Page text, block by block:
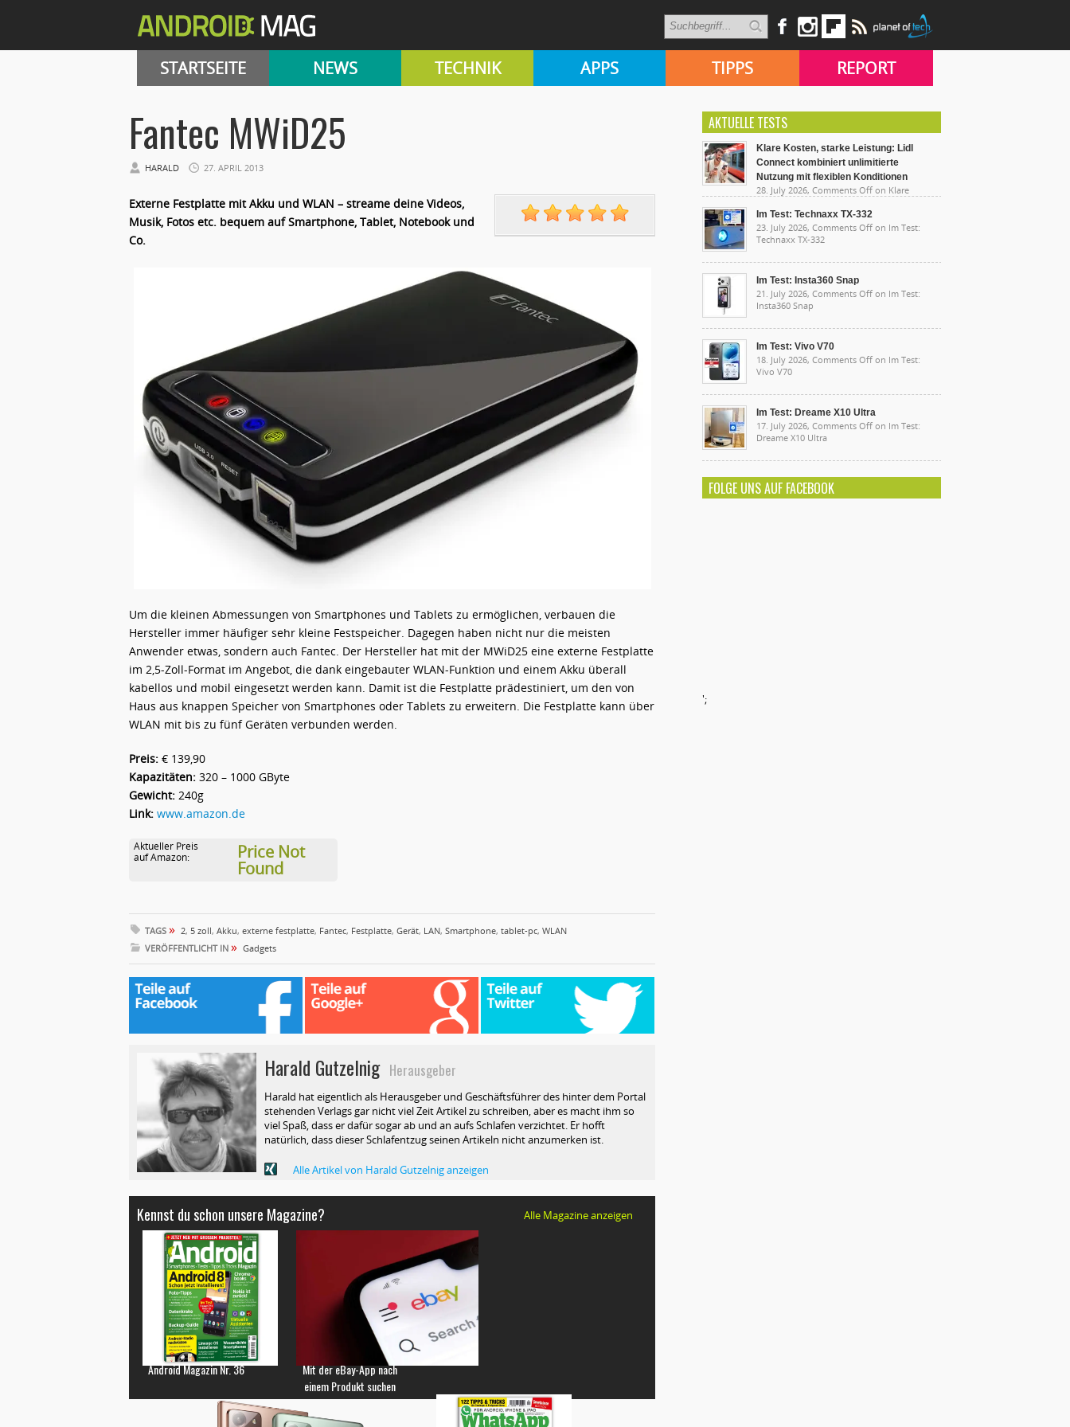
STARTSEITE NEWS TECHNIK APPS TIPPS REPORT
Fantec MWiD25
HARALD 27. APRIL 2013
Externe Festplatte mit Akku und WLAN – streame deine Videos,
Musik, Fotos etc. bequem auf Smartphone, Tablet, Notebook und
Co.
Um die kleinen Abmessungen von Smartphones und Tablets zu ermöglichen, verbauen die
Hersteller immer häufiger sehr kleine Festspeicher. Dagegen haben nicht nur die meisten
Anwender etwas, sondern auch Fantec. Der Hersteller hat mit der MWiD25 eine externe Festplatte
im 2,5-Zoll-Format im Angebot, die dank eingebauter WLAN-Funktion und einem Akku überall
kabellos und mobil eingesetzt werden kann. Damit ist die Festplatte prädestiniert, um den von
Haus aus knappen Speicher von Smartphones oder Tablets zu erweitern. Die Festplatte kann über
WLAN mit bis zu fünf Geräten verbunden werden.
Preis: € 139,90
Kapazitäten: 320 – 1000 GByte
Gewicht: 240g
Link: www.amazon.de
Aktueller Preis
auf Amazon:
Price Not
Found
TAGS » 2, 5 zoll, Akku, externe festplatte, Fantec, Festplatte, Gerät, LAN, Smartphone, tablet-pc, WLAN
VERÖFFENTLICHT IN » Gadgets
Harald GutzelnigHerausgeber
Harald hat eigentlich als Herausgeber und Geschäftsführer des hinter dem Portal
stehenden Verlags gar nicht viel Zeit Artikel zu schreiben, aber es macht ihm so
viel Spaß, dass er dafür sogar ab und an aufs Schlafen verzichtet. Er hofft
natürlich, dass dieser Schlafentzug seinen Artikeln nicht anzumerken ist.
Alle Artikel von Harald Gutzelnig anzeigen
Kennst du schon unsere Magazine? Alle Magazine anzeigen
Android Magazin Nr. 36
Mit der eBay-App nach
einem Produkt suchen
AKTUELLE TESTS
Klare Kosten, starke Leistung: Lidl
Connect kombiniert unlimitierte
Nutzung mit flexiblen Konditionen
28. July 2026, Comments Off on Klare
unlimitierte Nutzung mit flexiblen Konditionen
Im Test: Technaxx TX-332
23. July 2026, Comments Off on Im Test:
Technaxx TX-332
Im Test: Insta360 Snap
21. July 2026, Comments Off on Im Test:
Insta360 Snap
Im Test: Vivo V70
18. July 2026, Comments Off on Im Test:
Vivo V70
Im Test: Dreame X10 Ultra
17. July 2026, Comments Off on Im Test:
Dreame X10 Ultra
FOLGE UNS AUF FACEBOOK
';